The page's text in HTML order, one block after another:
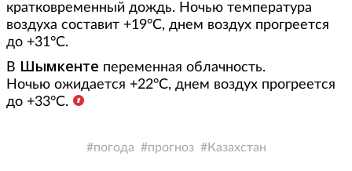
кратковременный дождь. Ночью температура
воздуха составит +19°С, днем воздух прогреется
до +31°С.
В Шымкенте переменная облачность.
Ночью ожидается +22°С, днем воздух прогреется
до +33°С.
погода прогноз Казахстан